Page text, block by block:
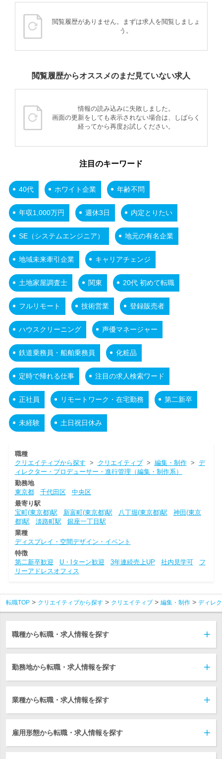
閲覧履歴がありません。まずは求人を閲覧しましょ
う。
閲覧履歴からオススメのまだ見ていない求人
情報の読み込みに失敗しました。
画面の更新をしても表示されない場合は、しばらく
経ってから再度お試しください。
注目のキーワード
40代 ホワイト企業 年齢不問
年収1,000万円 週休3日 内定とりたい
SE（システムエンジニア） 地元の有名企業
地域未来牽引企業 キャリアチェンジ
土地家屋調査士 関東 20代 初めて転職
フルリモート 技術営業 登録販売者
ハウスクリーニング 声優マネージャー
鉄道乗務員・船舶乗務員 化粧品
定時で帰れる仕事 注目の求人検索ワード
正社員 リモートワーク・在宅勤務 第二新卒
未経験 土日祝日休み
職種
クリエイティブから探す > クリエイティブ> 編集・制作> デ
ィレクター・プロデューサー・進行管理（編集・制作系）
勤務地
東京都
千代田区
中央区
最寄り駅
宝町(東京都)駅
新富町(東京都)駅 八丁堀(東京都)駅
神田(東京
都)駅
淡路町駅
銀座一丁目駅
業種
ディスプレイ・空間デザイン・イベント
特徴
第二新卒歓迎
U・Iターン歓迎 3年連続売上UP 社内見学可
フ
リーアドレスオフィス
転職TOP クリエイティブから探す クリエイティブ 編集・制作 ディレ
職種から転職・求人情報を探す
勤務地から転職・求人情報を探す
業種から転職・求人情報を探す
雇用形態から転職・求人情報を探す